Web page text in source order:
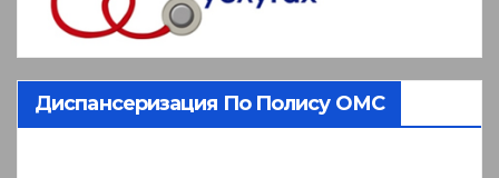
Диспансеризация По Полису ОМС